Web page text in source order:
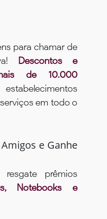
para chamar de
Descontos e
de 10.000
em todo o
e Ganhe
prêmios
Notebooks e